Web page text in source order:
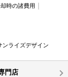
時の諸費用
ンライズデザイン
門店